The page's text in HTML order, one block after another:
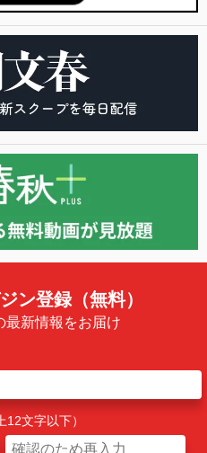
ン登録（無料）
最新情報をお届け
文字以下）